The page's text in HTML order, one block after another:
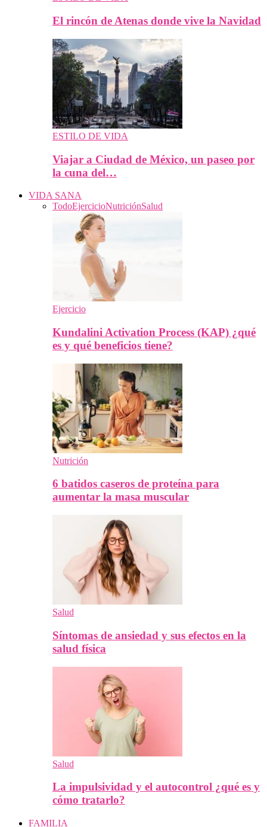
El rincón de Atenas donde vive la Navidad
ESTILO DE VIDA
Viajar a Ciudad de México, un paseo por
la cuna del…
VIDA SANA
TodoEjercicioNutriciónSalud
Ejercicio
Kundalini Activation Process (KAP) ¿qué
es y qué beneficios tiene?
Nutrición
6 batidos caseros de proteína para
aumentar la masa muscular
Salud
Síntomas de ansiedad y sus efectos en la
salud física
Salud
La impulsividad y el autocontrol ¿qué es y
cómo tratarlo?
FAMILIA